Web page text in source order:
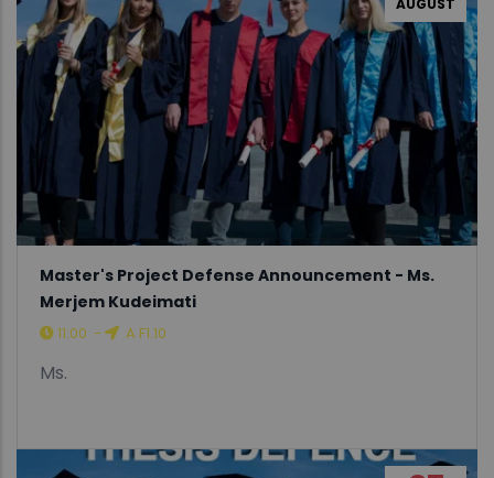
AUGUST
Master's Project Defense Announcement - Ms.
Merjem Kudeimati
11:00 - A F1.10
Ms.